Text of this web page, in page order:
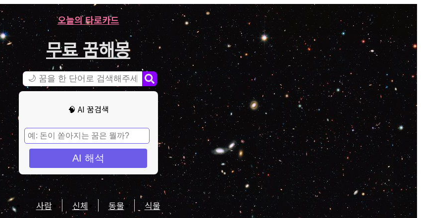
오늘의 타로카드
무료 꿈해몽
🧠 AI 꿈검색
AI 해석
사람 신체 동물 식물